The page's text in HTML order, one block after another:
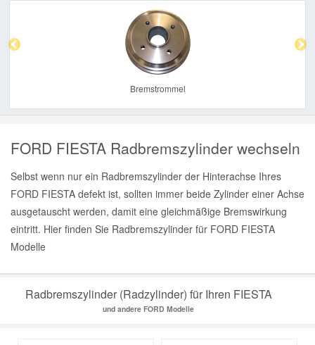
Bremstrommel
FORD FIESTA Radbremszylinder wechseln
Selbst wenn nur ein Radbremszylinder der Hinterachse Ihres
FORD FIESTA defekt ist, sollten immer beide Zylinder einer Achse
ausgetauscht werden, damit eine gleichmäßige Bremswirkung
eintritt. Hier finden Sie Radbremszylinder für FORD FIESTA
Modelle
Radbremszylinder (Radzylinder) für Ihren FIESTA
und andere FORD Modelle